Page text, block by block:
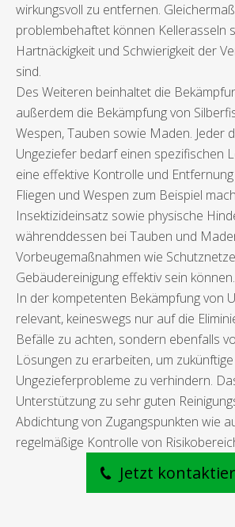
wirkungsvoll zu entfernen.
problembehaftet können Kellerasseln
Hartnäckigkeit und Schwierigkeit der
sind.
Des Weiteren beinhaltet die
außerdem die Bekämpfung von
Wespen, Tauben sowie Maden. Jeder
Ungeziefer bedarf einen spezifischen
eine effektive Kontrolle und
Fliegen und Wespen zum Beispiel
Insektizideinsatz sowie physische
währenddessen bei Tauben und
Vorbeugemaßnahmen wie
Gebäudereinigung effektiv sein können.
In der kompetenten Bekämpfung von
relevant, keineswegs nur auf die
Befälle zu achten, sondern ebenfalls
Lösungen zu erarbeiten, um zukünftige
Ungezieferprobleme zu verhindern.
Unterstützung zu sehr guten
Abdichtung von Zugangspunkten wie
regelmäßige Kontrolle von
Jetzt